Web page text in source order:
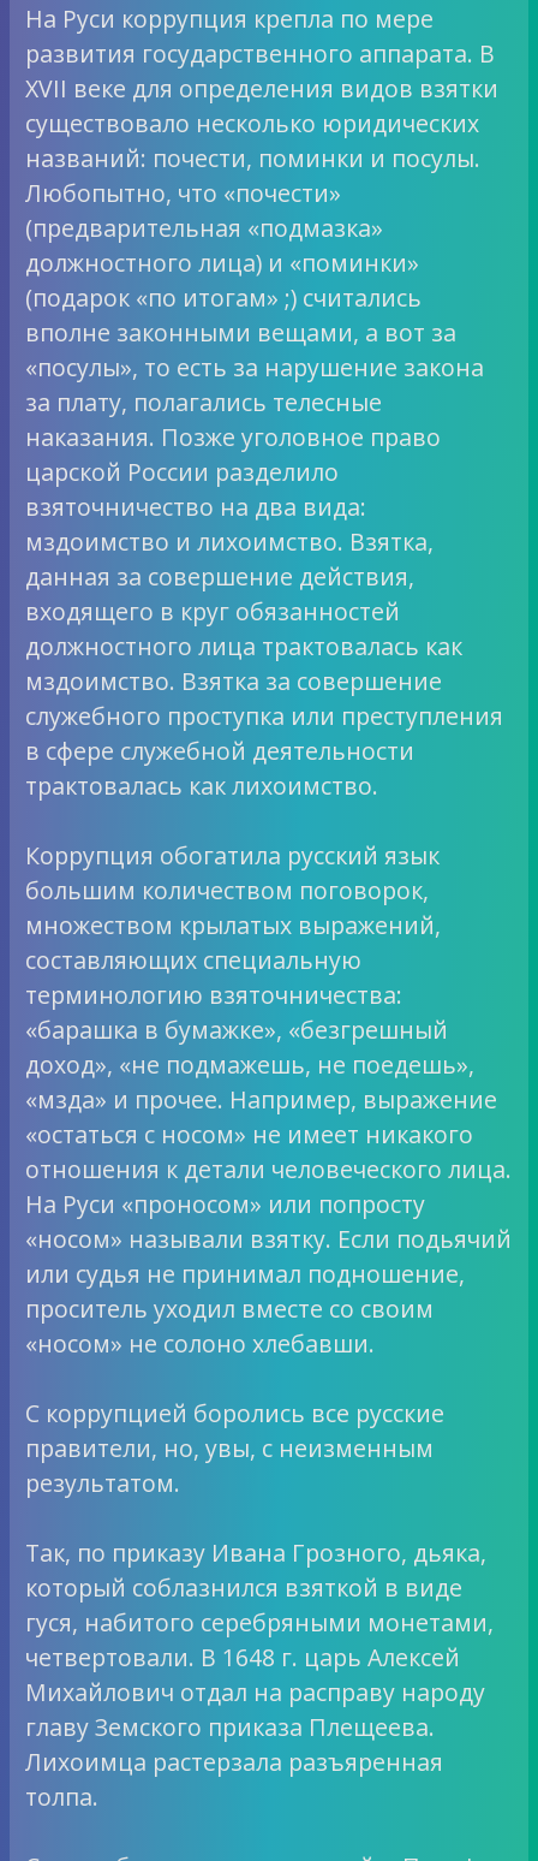
На Руси коррупция крепла по мере
развития государственного аппарата. В
XVII веке для определения видов взятки
существовало несколько юридических
названий: почести, поминки и посулы.
Любопытно, что «почести»
(предварительная «подмазка»
должностного лица) и «поминки»
(подарок «по итогам» ;) считались
вполне законными вещами, а вот за
«посулы», то есть за нарушение закона
за плату, полагались телесные
наказания. Позже уголовное право
царской России разделило
взяточничество на два вида:
мздоимство и лихоимство. Взятка,
данная за совершение действия,
входящего в круг обязанностей
должностного лица трактовалась как
мздоимство. Взятка за совершение
служебного проступка или преступления
в сфере служебной деятельности
трактовалась как лихоимство.
Коррупция обогатила русский язык
большим количеством поговорок,
множеством крылатых выражений,
составляющих специальную
терминологию взяточничества:
«барашка в бумажке», «безгрешный
доход», «не подмажешь, не поедешь»,
«мзда» и прочее. Например, выражение
«остаться с носом» не имеет никакого
отношения к детали человеческого лица.
На Руси «проносом» или попросту
«носом» называли взятку. Если подьячий
или судья не принимал подношение,
проситель уходил вместе со своим
«носом» не солоно хлебавши.
С коррупцией боролись все русские
правители, но, увы, с неизменным
результатом.
Так, по приказу Ивана Грозного, дьяка,
который соблазнился взяткой в виде
гуся, набитого серебряными монетами,
четвертовали. В 1648 г. царь Алексей
Михайлович отдал на расправу народу
главу Земского приказа Плещеева.
Лихоимца растерзала разъяренная
толпа.